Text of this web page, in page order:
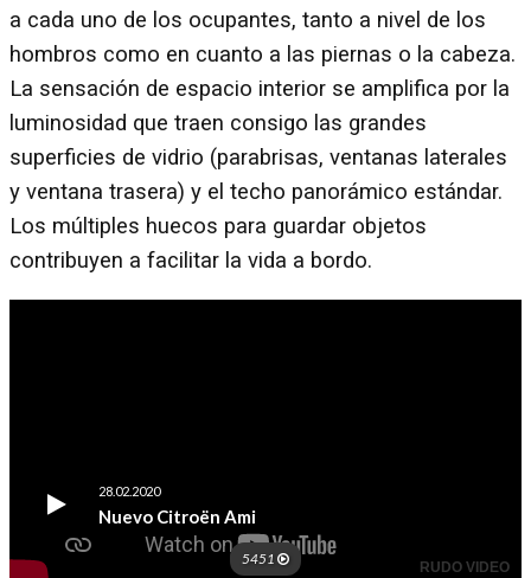
a cada uno de los ocupantes, tanto a nivel de los
hombros como en cuanto a las piernas o la cabeza.
La sensación de espacio interior se amplifica por la
luminosidad que traen consigo las grandes
superficies de vidrio (parabrisas, ventanas laterales
y ventana trasera) y el techo panorámico estándar.
Los múltiples huecos para guardar objetos
contribuyen a facilitar la vida a bordo.